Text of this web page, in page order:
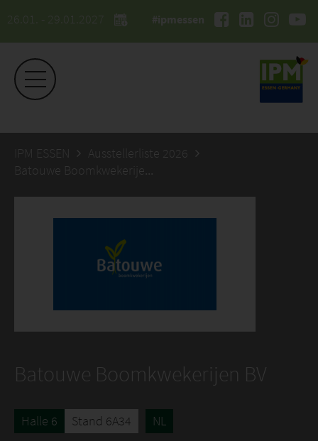
26.01. - 29.01.2027 #ipmessen
IPM ESSEN
Ausstellerliste 2026
Batouwe Boomkwekerijen BV
Batouwe Boomkwekerijen BV
Halle 6 Stand 6A34 NL